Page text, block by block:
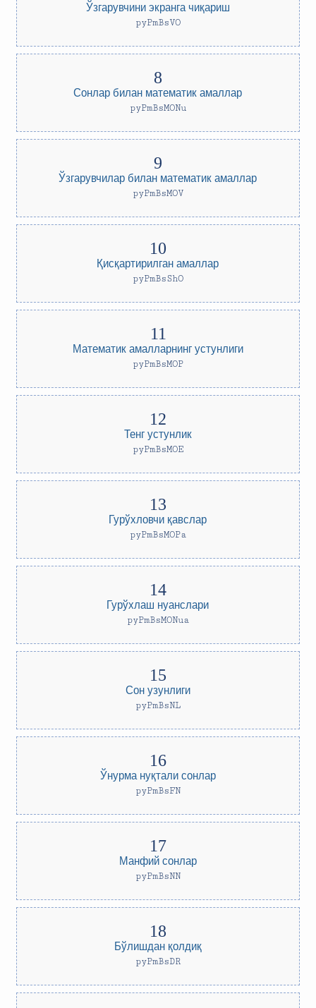
Ўзгарувчини экранга чиқариш
pyPmBsVO
Сонлар билан математик амаллар
pyPmBsMONu
Ўзгарувчилар билан математик амаллар
pyPmBsMOV
Қисқартирилган амаллар
pyPmBsShO
Математик амалларнинг устунлиги
pyPmBsMOP
Тенг устунлик
pyPmBsMOE
Гурўхловчи қавслар
pyPmBsMOPa
Гурўхлаш нуанслари
pyPmBsMONua
Сон узунлиги
pyPmBsNL
Ўнурма нуқтали сонлар
pyPmBsFN
Манфий сонлар
pyPmBsNN
Бўлишдан қолдиқ
pyPmBsDR